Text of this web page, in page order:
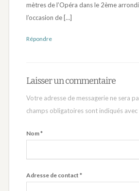
mètres de l’Opéra dans le 2ème
l’occasion de […]
Répondre
Laisser un commentaire
Votre adresse de messagerie ne sera
champs obligatoires sont indiqués avec
Nom*
Adresse de contact *